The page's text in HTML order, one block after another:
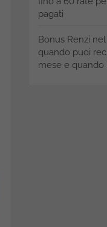
pagati
Bonus Renzi
quando puoi
mese e quando